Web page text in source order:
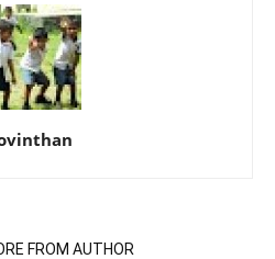
FROM AUTHOR